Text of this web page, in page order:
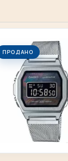
ПРОДАНО